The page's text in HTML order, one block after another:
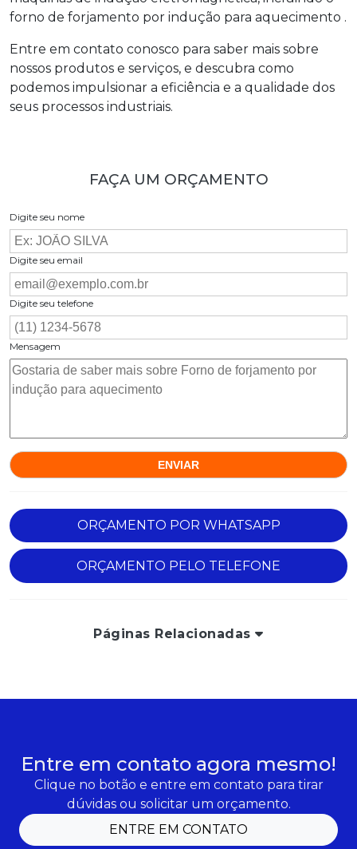
forno de forjamento por indução para aquecimento .
Entre em contato conosco para saber mais sobre
nossos produtos e serviços, e descubra como
podemos impulsionar a eficiência e a qualidade dos
seus processos industriais.
FAÇA UM ORÇAMENTO
Digite seu nome
Digite seu email
Digite seu telefone
Mensagem
ORÇAMENTO POR WHATSAPP
ORÇAMENTO PELO TELEFONE
Páginas Relacionadas
Entre em contato agora mesmo!
Clique no botão e entre em contato para tirar
dúvidas ou solicitar um orçamento.
ENTRE EM CONTATO